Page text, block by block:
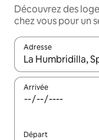
Découvrez des
chez vous pour un
Adresse
Lorsque les
Arrivée
Départ